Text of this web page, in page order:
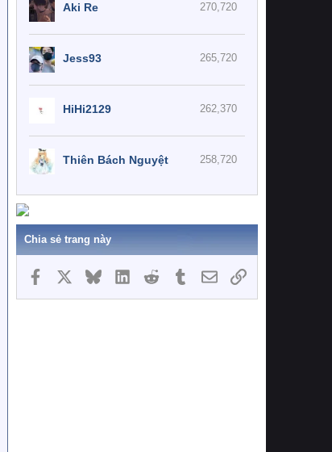
270,720
Aki Re
265,720
Jess93
262,370
HiHi2129
258,720
Thiên Bách Nguyệt
Chia sẻ trang này
Facebook BlueskyLinkedInReddit TumblrEmailLink